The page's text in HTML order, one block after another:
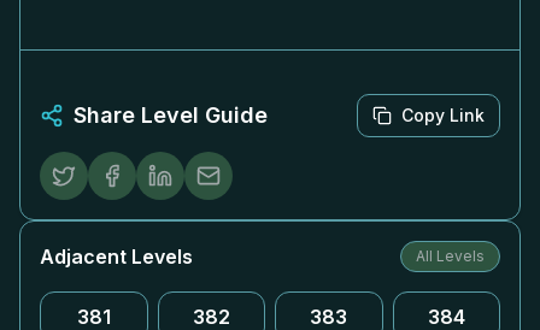
Share Level Guide Copy Link
Adjacent Levels All Levels
381 382 383 384